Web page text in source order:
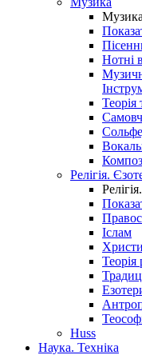
Музика
Нотні
Теорія
Релігія.
Іслам
Теорія
Huss
Наука. Техніка